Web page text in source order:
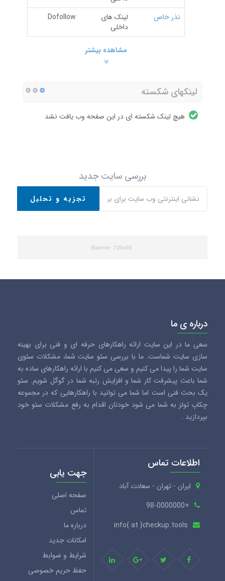
نذر خاص
لینک های
داخلی
Dofollow
مشاهده بیشتر
لینکهای شکسته
هیچ لینک شکسته ای در این صفحه وب یافت نشد
بررسی سایت جدید
تجزیه و تحلیل
درباره ی ما
سعی ما در این سایت ارائه راهکارهای حرفه ای و فنی برای بهینه
سازی سایت شماست. ما با بررسی سئو سایت شما، مشکلات سئوی
سایت شما را پیدا می کنیم و سعی می کنیم با ارائه راهکارهای ساده به
شما باعث پیشرفت کار شما و افزایش رتبه شما در گوگل شویم. سئو
یک بحث فنی است اما شما می توانید با راهکارهایی که در مجموعه
چکاپ تولز به شما می شود خودتان اقدام به رفع مشکلات سئو خود
بپردازید .
اطلاعات تماس
ایران - تهران - سعادت آباد
+98-0000000
info{ at }checkup.tools
جهت یابی
صفحه اصلی
تماس
درباره ما
امکانات جدید
شرایط و ضوابط
حفظ حریم خصوصی